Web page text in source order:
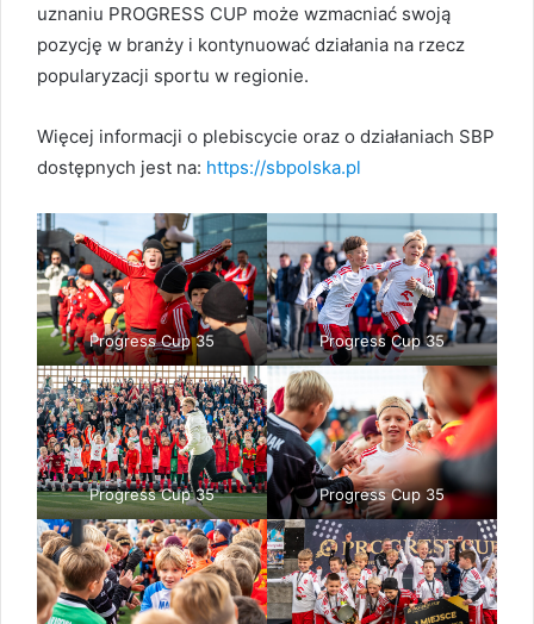
uznaniu PROGRESS CUP może wzmacniać swoją
pozycję w branży i kontynuować działania na rzecz
popularyzacji sportu w regionie.
Więcej informacji o plebiscycie oraz o działaniach SBP
dostępnych jest na: https://sbpolska.pl
Progress Cup 35 Progress Cup 35
Progress Cup 35 Progress Cup 35